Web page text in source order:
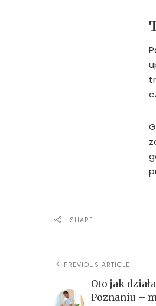
SHARE
PREVIOUS ARTICLE
Oto jak
Poznaniu –